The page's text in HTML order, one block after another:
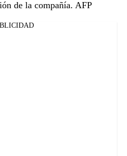
de la compañía. AFP